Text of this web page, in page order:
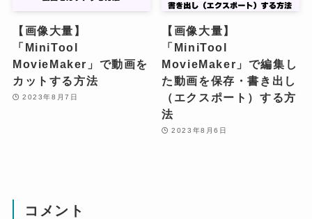
【画像大量】
「MiniTool
MovieMaker」で動画を
カットする方法
2023年8月7日
【画像大量】
「MiniTool
MovieMaker」で編集し
た動画を保存・書き出し
（エクスポート）する方
法
2023年8月6日
コメント